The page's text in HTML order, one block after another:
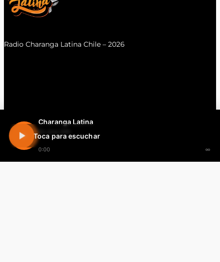
Charanga Latina
En vivo 24h
0:00 ∞
Toca para escuchar
Radio Charanga Latina Chile – 2026